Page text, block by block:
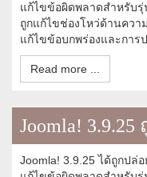
แก้ไขข้อผิดพลาดสำหรับรุ่
ถูกแก้ไขช่องโหว่ด้านควา
แก้ไขข้อบกพร่องและการ
Read more ...
Joomla!
Joomla! 3.9.25 ได้ถูกปล่